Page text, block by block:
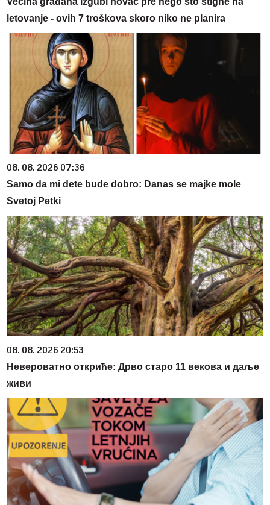
letovanje - ovih 7 troškova skoro niko ne planira
08. 08. 2026 07:36
Samo da mi dete bude dobro: Danas se majke mole
Svetoj Petki
08. 08. 2026 20:53
Невероватно откриће: Дрво старо 11 векова и даље
живи